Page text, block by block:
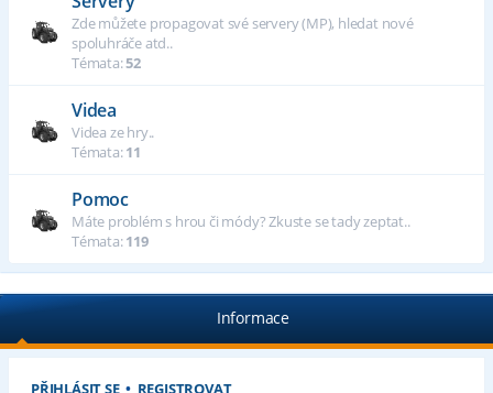
Zde můžete propagovat své servery (MP), hledat nové
spoluhráče atd..
Témata:52
Videa
Videa ze hry..
Témata:11
Pomoc
Máte problém s hrou či módy? Zkuste se tady zeptat..
Témata:119
Informace
PŘIHLÁSIT SE• REGISTROVAT